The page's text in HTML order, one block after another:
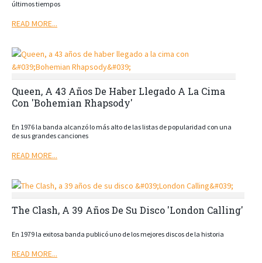
últimos tiempos
READ MORE...
Queen, A 43 Años De Haber Llegado A La Cima
Con 'Bohemian Rhapsody'
En 1976 la banda alcanzó lo más alto de las listas de popularidad con una
de sus grandes canciones
READ MORE...
The Clash, A 39 Años De Su Disco 'London Calling'
En 1979 la exitosa banda publicó uno de los mejores discos de la historia
READ MORE...